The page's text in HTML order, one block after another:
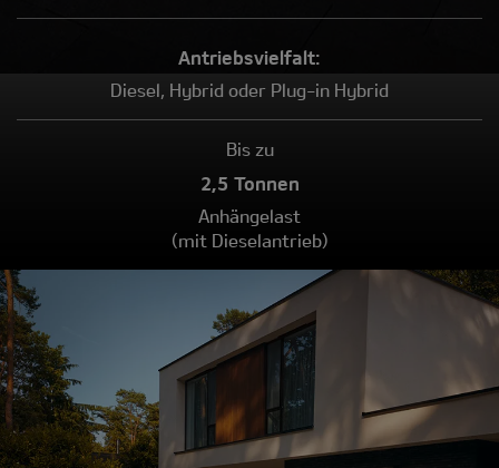
Antriebs­vielfalt:
Diesel, Hybrid oder Plug-in Hybrid
Bis zu
2,5 Tonnen
Anhängelast
(mit Dieselantrieb)